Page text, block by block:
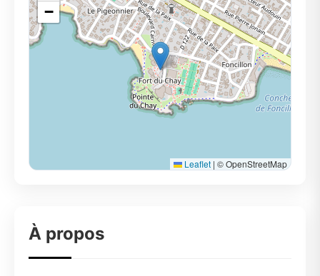
−
Leaflet | © OpenStreetMap
À propos